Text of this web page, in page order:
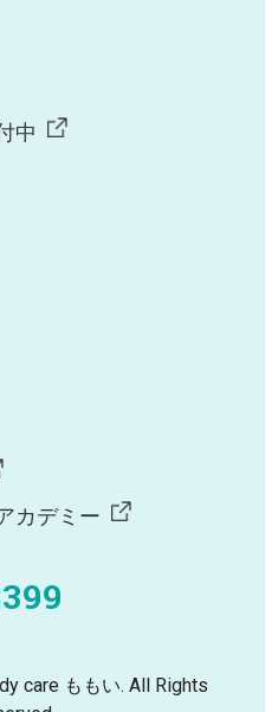
中
カデミー
care ももい. All Rights